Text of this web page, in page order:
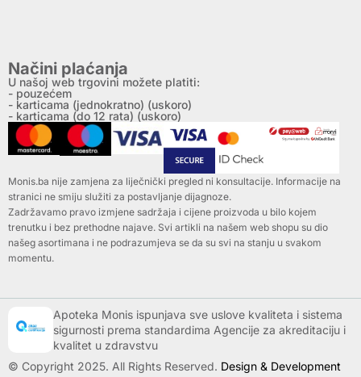
Načini plaćanja
U našoj web trgovini možete platiti:
- pouzećem
- karticama (jednokratno) (uskoro)
- karticama (do 12 rata) (uskoro)
Monis.ba nije zamjena za liječnički pregled ni konsultacije. Informacije na
stranici ne smiju služiti za postavljanje dijagnoze.
Zadržavamo pravo izmjene sadržaja i cijene proizvoda u bilo kojem
trenutku i bez prethodne najave. Svi artikli na našem web shopu su dio
našeg asortimana i ne podrazumjeva se da su svi na stanju u svakom
momentu.
Apoteka Monis ispunjava sve uslove kvaliteta i sistema
sigurnosti prema standardima Agencije za akreditaciju i
kvalitet u zdravstvu
© Copyright 2025. All Rights Reserved. Design & Development